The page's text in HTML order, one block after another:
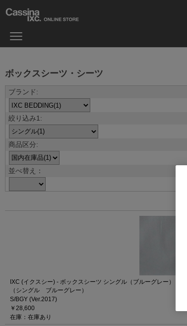
ボックスシーツ・シーツ
並べ替え：
IXC (イクスシー) - ボックスシーツ シングル（ブルーグレー）
（シングル ブルーグレー）
S/BGY (Ver.2017)
￥28,600
在庫：在庫あり